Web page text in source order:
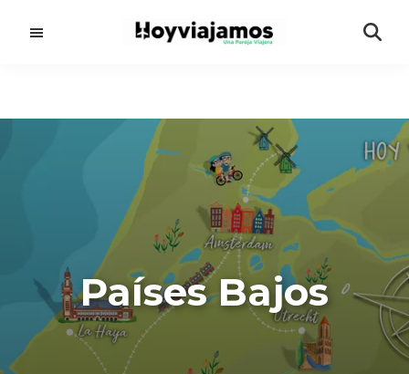
Países Bajos